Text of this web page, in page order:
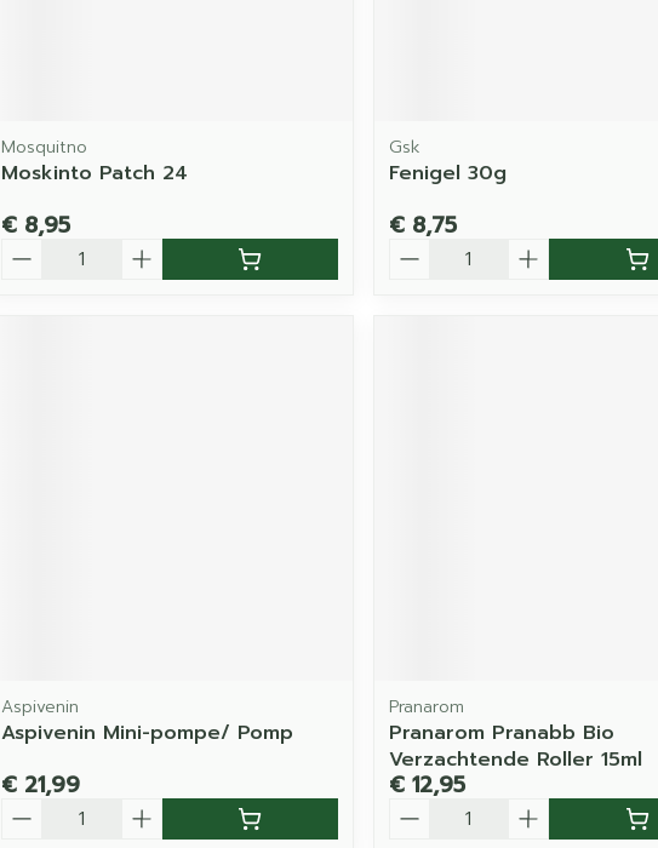
Mosquitno
Moskinto Patch 24
€ 8,95
Gsk
Fenigel 30g
€ 8,75
Aspivenin
Aspivenin Mini-pompe/ Pomp
€ 21,99
Pranarom
Pranarom Pranabb Bio
Verzachtende Roller 15ml
€ 12,95